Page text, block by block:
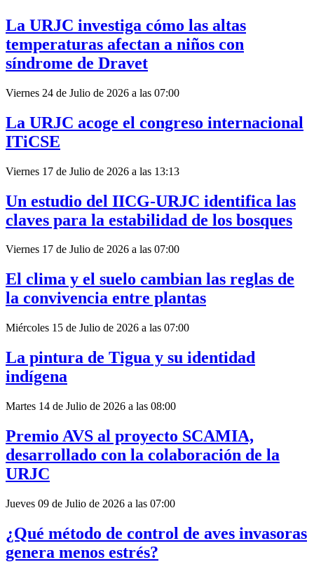
La URJC investiga cómo las altas
temperaturas afectan a niños con
síndrome de Dravet
Viernes 24 de Julio de 2026 a las 07:00
La URJC acoge el congreso internacional
ITiCSE
Viernes 17 de Julio de 2026 a las 13:13
Un estudio del IICG-URJC identifica las
claves para la estabilidad de los bosques
Viernes 17 de Julio de 2026 a las 07:00
El clima y el suelo cambian las reglas de
la convivencia entre plantas
Miércoles 15 de Julio de 2026 a las 07:00
La pintura de Tigua y su identidad
indígena
Martes 14 de Julio de 2026 a las 08:00
Premio AVS al proyecto SCAMIA,
desarrollado con la colaboración de la
URJC
Jueves 09 de Julio de 2026 a las 07:00
¿Qué método de control de aves invasoras
genera menos estrés?